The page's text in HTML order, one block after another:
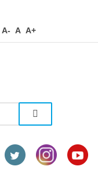
A- A A+